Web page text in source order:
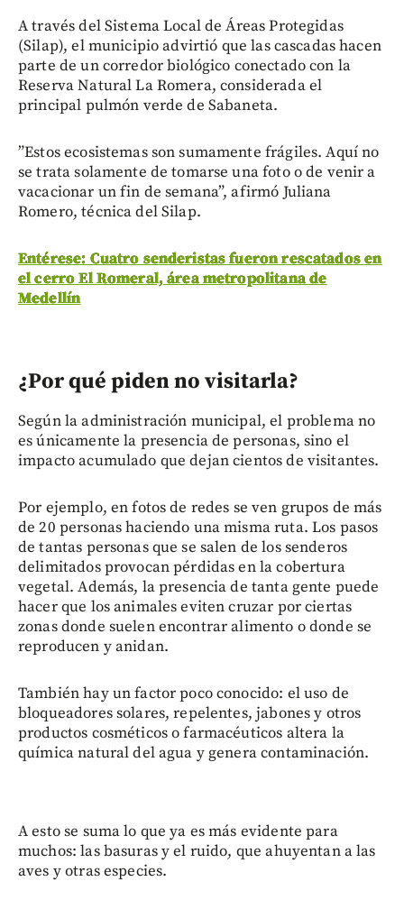
A través del Sistema Local de Áreas Protegidas
(Silap), el municipio advirtió que las cascadas hacen
parte de un corredor biológico conectado con la
Reserva Natural La Romera, considerada el
principal pulmón verde de Sabaneta.
”Estos ecosistemas son sumamente frágiles. Aquí no
se trata solamente de tomarse una foto o de venir a
vacacionar un fin de semana”, afirmó Juliana
Romero, técnica del Silap.
Entérese: Cuatro senderistas fueron rescatados en
el cerro El Romeral, área metropolitana de
Medellín
¿Por qué piden no visitarla?
Según la administración municipal, el problema no
es únicamente la presencia de personas, sino el
impacto acumulado que dejan cientos de visitantes.
Por ejemplo, en fotos de redes se ven grupos de más
de 20 personas haciendo una misma ruta. Los pasos
de tantas personas que se salen de los senderos
delimitados provocan pérdidas en la cobertura
vegetal. Además, la presencia de tanta gente puede
hacer que los animales eviten cruzar por ciertas
zonas donde suelen encontrar alimento o donde se
reproducen y anidan.
También hay un factor poco conocido: el uso de
bloqueadores solares, repelentes, jabones y otros
productos cosméticos o farmacéuticos altera la
química natural del agua y genera contaminación.
A esto se suma lo que ya es más evidente para
muchos: las basuras y el ruido, que ahuyentan a las
aves y otras especies.